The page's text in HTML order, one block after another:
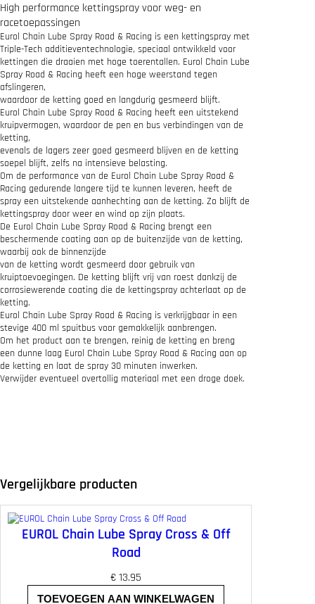
r
a
y
R
o
a
d
&
R
a
c
i
n
g
a
a
n
t
a
l
High performance kettingspray voor weg- en
racetoepassingen
Eurol Chain Lube Spray Road & Racing is een kettingspray met
Triple-Tech additieventechnologie, speciaal ontwikkeld voor
kettingen die draaien met hoge toerentallen. Eurol Chain Lube
Spray Road & Racing heeft een hoge weerstand tegen
afslingeren,
waardoor de ketting goed en langdurig gesmeerd blijft.
Eurol Chain Lube Spray Road & Racing heeft een uitstekend
kruipvermogen, waardoor de pen en bus verbindingen van de
ketting,
evenals de lagers zeer goed gesmeerd blijven en de ketting
soepel blijft, zelfs na intensieve belasting.
Om de performance van de Eurol Chain Lube Spray Road &
Racing gedurende langere tijd te kunnen leveren, heeft de
spray een uitstekende aanhechting aan de ketting. Zo blijft de
kettingspray door weer en wind op zijn plaats.
De Eurol Chain Lube Spray Road & Racing brengt een
beschermende coating aan op de buitenzijde van de ketting,
waarbij ook de binnenzijde
van de ketting wordt gesmeerd door gebruik van
kruiptoevoegingen. De ketting blijft vrij van roest dankzij de
corrosiewerende coating die de kettingspray achterlaat op de
ketting.
Eurol Chain Lube Spray Road & Racing is verkrijgbaar in een
stevige 400 ml spuitbus voor gemakkelijk aanbrengen.
Om het product aan te brengen, reinig de ketting en breng
een dunne laag Eurol Chain Lube Spray Road & Racing aan op
de ketting en laat de spray 30 minuten inwerken.
Verwijder eventueel overtollig materiaal met een droge doek.
Vergelijkbare producten
EUROL Chain Lube Spray Cross & Off
Road
€13.95
TOEVOEGEN AAN WINKELWAGEN